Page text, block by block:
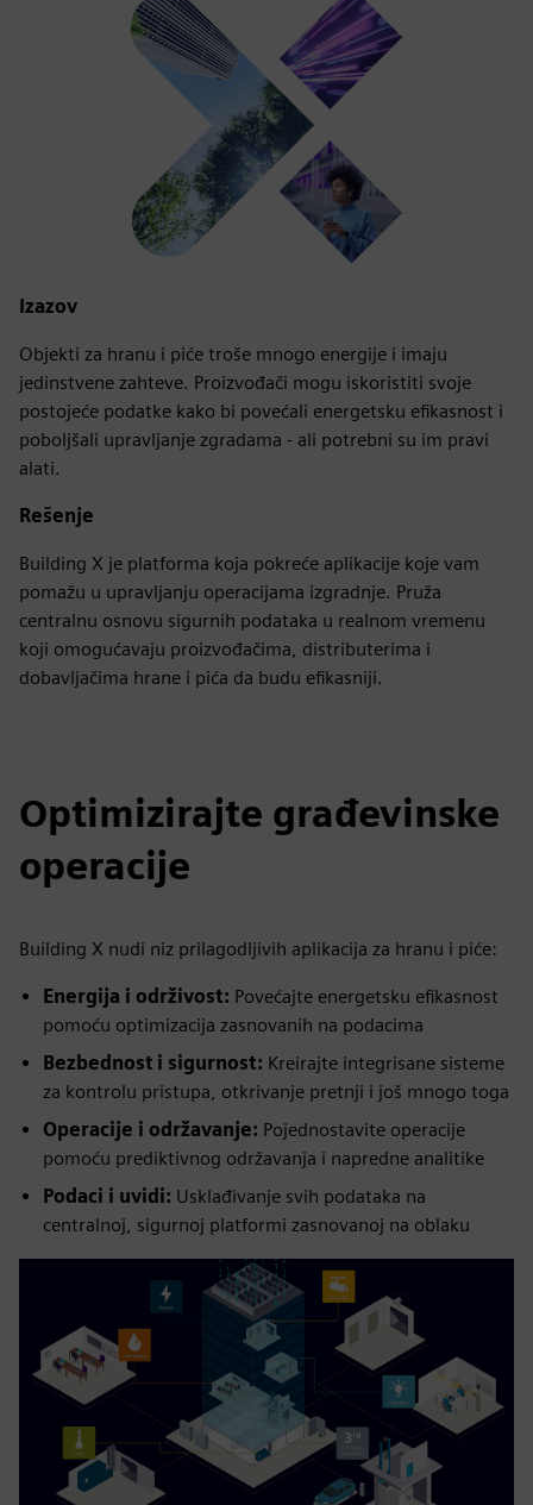
Izazov
Objekti za hranu i piće troše mnogo energije i imaju
jedinstvene zahteve. Proizvođači mogu iskoristiti svoje
postojeće podatke kako bi povećali energetsku efikasnost i
poboljšali upravljanje zgradama - ali potrebni su im pravi
alati.
Rešenje
Building X je platforma koja pokreće aplikacije koje vam
pomažu u upravljanju operacijama izgradnje. Pruža
centralnu osnovu sigurnih podataka u realnom vremenu
koji omogućavaju proizvođačima, distributerima i
dobavljačima hrane i pića da budu efikasniji.
Optimizirajte građevinske
operacije
Building X nudi niz prilagodljivih aplikacija za hranu i piće:
Energija i održivost: Povećajte energetsku efikasnost
pomoću optimizacija zasnovanih na podacima
Bezbednost i sigurnost: Kreirajte integrisane sisteme
za kontrolu pristupa, otkrivanje pretnji i još mnogo toga
Operacije i održavanje: Pojednostavite operacije
pomoću prediktivnog održavanja i napredne analitike
Podaci i uvidi: Usklađivanje svih podataka na
centralnoj, sigurnoj platformi zasnovanoj na oblaku